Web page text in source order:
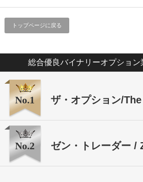
トップページに戻る
総合優良バイナリーオプショ
No.1 ザ・オプション/
No.2 ゼン・トレーダー /